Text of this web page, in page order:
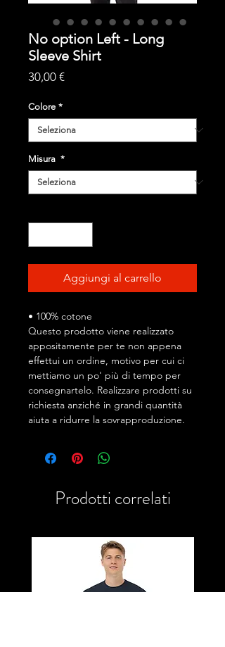
No option Left - Long
Sleeve Shirt
30,00 €Prezzo
Colore *
Misura *
Aggiungi al carrello
• 100% cotone
Questo prodotto viene realizzato
appositamente per te non appena
effettui un ordine, motivo per cui ci
mettiamo un po' più di tempo per
consegnartelo. Realizzare prodotti su
richiesta anziché in grandi quantità
aiuta a ridurre la sovrapproduzione.
Prodotti correlati